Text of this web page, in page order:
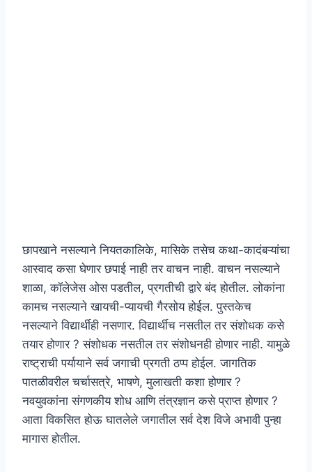
छापखाने नसल्याने नियतकालिके, मासिके तसेच कथा-कादंबऱ्यांचा
आस्वाद कसा घेणार छपाई नाही तर वाचन नाही. वाचन नसल्याने
शाळा, कॉलेजेस ओस पडतील, प्रगतीची द्वारे बंद होतील. लोकांना
कामच नसल्याने खायची-प्यायची गैरसोय होईल. पुस्तकेच
नसल्याने विद्यार्थीही नसणार. विद्यार्थीच नसतील तर संशोधक कसे
तयार होणार ? संशोधक नसतील तर संशोधनही होणार नाही. यामुळे
राष्ट्राची पर्यायाने सर्व जगाची प्रगती ठप्प होईल. जागतिक
पातळीवरील चर्चासत्रे, भाषणे, मुलाखती कशा होणार ?
नवयुवकांना संगणकीय शोध आणि तंत्रज्ञान कसे प्राप्त होणार ?
आता विकसित होऊ घातलेले जगातील सर्व देश विजे अभावी पुन्हा
मागास होतील.